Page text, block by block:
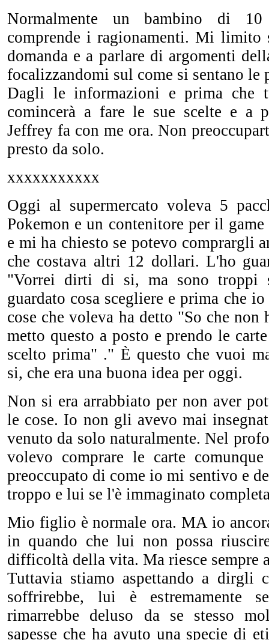
Normalmente un bambino di
comprende i ragionamenti. Mi limito
domanda e a parlare di argomenti
focalizzandomi sul come si sentano le
Dagli le informazioni e prima che
comincerà a fare le sue scelte e a
Jeffrey fa con me ora. Non
presto da solo.
xxxxxxxxxxx
Oggi al supermercato voleva 5
Pokemon e un contenitore per il
e mi ha chiesto se potevo comprargli
che costava altri 12 dollari. L'ho
"Vorrei dirti di si, ma sono troppi
guardato cosa scegliere e prima che
cose che voleva ha detto "So che
metto questo a posto e prendo le
scelto prima" ." È questo che vuoi
si, che era una buona idea per oggi.
Non si era arrabbiato per non aver
le cose. Io non gli avevo mai
venuto da solo naturalmente. Nel
volevo comprare le carte
preoccupato di come io mi sentivo e
troppo e lui se l'è immaginato
Mio figlio è normale ora. MA io
in quando che lui non possa
difficoltà della vita. Ma riesce sempre
Tuttavia stiamo aspettando a dirgli
soffrirebbe, lui è estremamente
rimarrebbe deluso da se stesso
sapesse che ha avuto una specie di